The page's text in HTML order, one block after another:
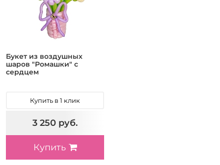
Букет из воздушных
шаров "Ромашки" с
сердцем
Купить в 1 клик
3 250 руб.
Купить